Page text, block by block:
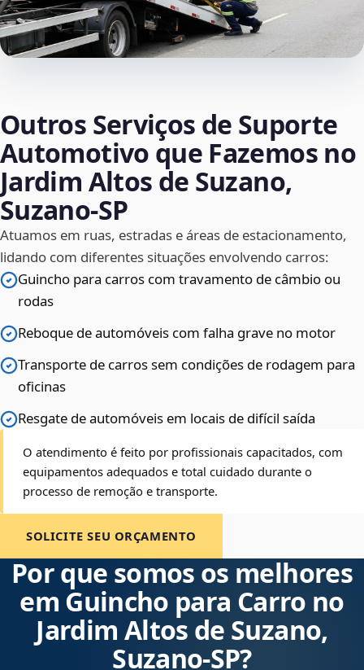
Outros Serviços de Suporte
Automotivo que Fazemos no
Jardim Altos de Suzano,
Suzano‑SP
Atuamos em ruas, estradas e áreas de estacionamento,
lidando com diferentes situações envolvendo carros:
Guincho para carros com travamento de câmbio ou
rodas
Reboque de automóveis com falha grave no motor
Transporte de carros sem condições de rodagem para
oficinas
Resgate de automóveis em locais de difícil saída
O atendimento é feito por profissionais capacitados, com
equipamentos adequados e total cuidado durante o
processo de remoção e transporte.
SOLICITE SEU ORÇAMENTO
Por que somos os melhores
em Guincho para Carro no
Jardim Altos de Suzano,
Suzano‑SP?